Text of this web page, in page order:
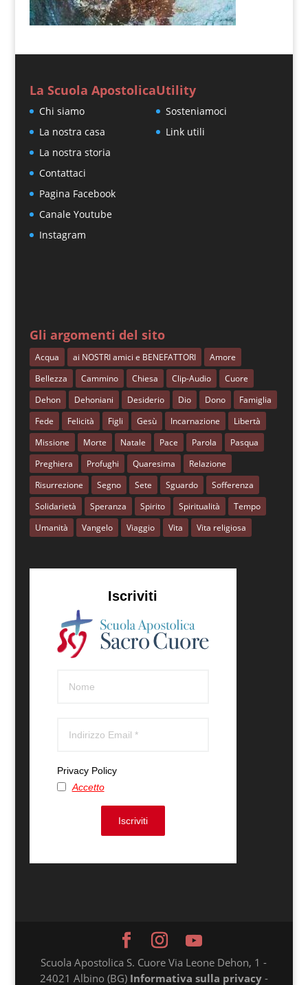
La Scuola Apostolica
Chi siamo
La nostra casa
La nostra storia
Contattaci
Pagina Facebook
Canale Youtube
Instagram
Utility
Sosteniamoci
Link utili
Gli argomenti del sito
Acqua ai NOSTRI amici e BENEFATTORI
Amore
Bellezza
Cammino Chiesa Clip-Audio
Cuore
Dehon
Dehoniani Desiderio Dio Dono
Famiglia
Fede
Felicità Figli Gesù Incarnazione
Libertà
Missione
Morte Natale Pace Parola
Pasqua
Preghiera
Profughi Quaresima
Relazione
Risurrezione
Segno Sete Sguardo
Sofferenza
Solidarietà
Speranza Spirito Spiritualità
Tempo
Umanità
Vangelo Viaggio Vita Vita religiosa
Iscriviti
Privacy Policy
Accetto
Iscriviti
Scuola Apostolica S. Cuore Via Leone Dehon, 1 -
24021 Albino (BG) Informativa sulla privacy-